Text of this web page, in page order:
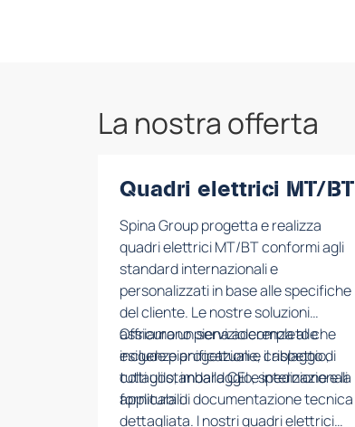
La nostra offerta
Quadri elettrici MT/BT
Spina Group progetta e realizza
quadri elettrici MT/BT conformi agli
standard internazionali e
personalizzati in base alle specifiche
del cliente. Le nostre soluzioni
assicurano piena aderenza alle
esigenze progettuali e il rispetto di
tutti gli standard CEI e internazionali
applicabili.
Offriamo un servizio completo che
include pianificazione, cablaggio,
collaudo, imballaggio, spedizione e la
fornitura di documentazione tecnica
dettagliata. I nostri quadri elettrici